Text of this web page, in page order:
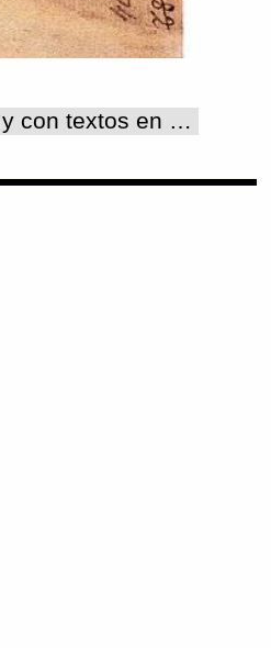
LAMINAS, ZONAS, RELATOS Y GRUPOS Las láminas: Las láminas del Memorial de Tepetlaoztoc pintadas y con textos en alfabeto latino, son en total 138, ya que no se cuentan las seis que se dejaron en blanco. La disposición general de las láminas es horizontal, pese a la encuadernación actual del códice, en realidad su organización no es en forma de libro, más bien puede considerarse una forma de transición entre la tradicional forma de biombo y la europea de libro. Si bien la disposición del espacio cambia en las diferentes etapas de la narración gráfica y del contenido, siempre será con respecto a los lineamientos fundamentales desde que se diseñó el formato del códice. De esta manera tenemos los Mapas I y II, con la misma orientación y con el espacio dispuesto de manera similar, aún cuando por las características específicas de las cartografías indígenas tienen soluciones específicas.. A partir de la sección siguiente acerca de los antecedentes históricos del señorío de Tepetlaoztoc, se puede considerar la disposición general que va a seguirse en todo el documento, Esta sección comprende de la K02_B a la K07_B, según la denominación adoptada para la codificación en el Proyecto Machíyotl, usando la inicial del apellido de Edward K. Visconde de Kingsborough dado al códice, para evitar confusiones con los títulos de otros documentos del proyecto. Desde luego la disposición de dos en dos láminas destinadas a la misma temática, muy diferente al ordenamiento ortodoxo de láminas recto y vuelta, hasta que el propio contenido de las láminas cambió ese orden en una sección para volver a seguirlo en la última parte del códice. La disposición del espacio en planos horizontales a partir de un plano vertical , donde se iniciaba la lectura en dirección derecha izquierda, además de otras direcciones internas, se registraba a los personajes de importancia y la secuencia de los años del pago de tributos. Este orden se seguía en ambas láminas de cada unidad temática, un ejemplo claro son las dos láminas sobre la genealogía a partir de la fundación de Tepetlaoztoc, K03_B y K04_A, ya que se inicia con los guerreros chichimecas, en la primera, distribuidos en la columna vertical derecha, y continúa con la secuencia de gobernantes sin interrupción hasta el final de la segunda lámina, con la misma disposición del espacio ya indicada. La tercera sección, donde se registra la historia de la encomienda, es la más extensa del códice, si bien cambia el contenido temático, se mantiene la distribución del espacio. En las láminas correspondientes a los primeros encomenderos de la K08_A a la K12_B, se da especial importancia al registro de la población tributaria de Tepetlaoztoc, como argumento importante para el ajuste de las tasaciones; en el resto del espacio de las láminas los claros son mayores y los personajes y los productos son un poco más grandes, debido a que los tributos son poco diversificados, en especial de textiles y oro.A partir de la siguiente etapa de la historia de la encomienda que se refiere a la encomienda de Gonzalo de Salazar, de la lámina K13_A a la K46_A, pueden percibirse algunos cambios como el aumento de los tributos en cantidades y diversificación de productos, que ocasionaron una diferente distribución interna de los planos horizontales, sobre todo porque en los años de 1528 hasta alrededor de 1536 fueron los pagos en tributos más abundantes y cuando se pagaron los tributos suntuarios más cuantiosos. Al disminuir el monto de los pagos también se eliminaron los productos de lujo alrededor de 1545, los registros anuales en el sistema de dos láminas, se redujeron a sólo una lámina , pero sin alterar la relación entre plano vertical y planos horizontales, pero es evidente el aumento de los claros en .las láminas, no obstante la reducción del registro a una sola lámina por año, que se hace mayor a partir de las tasaciones. de 1545 y 1551,. La última parte del códice, de la lámina K46_B a la K72_A, considerada como un registro contable del tributo llamado servicio cotidiano , consistente en alimentos y servicios que se pagaban todos los días para el mantenimiento de la casa del encomendero, lo impuso Gonzalo de Salazar desde 1528. .Se llevó desde entonces un registro riguroso de los pagos diarios y de los totales anuales, señalando los cambios y alteraciones ocurridos desde el inicio hasta 1554. Para llevar a cabo esta contabilidad se ideó un sistema gráfico sencillo, trazando apartados de forma rectangular en los planos horizontales, para registrar las cantidades de cada producto pagadas a diario siempre en el mismo orden, registro que correspondió a la primera lámina; en la segunda, del conjunto de dos láminas, se siguió el mismo sistema resumiendo los totales anuales correspondientes a cada producto, sólo que aquí se trazaron cuadros por separado, ordenados en dos planos horizontales, sistema que se siguió hasta finalizar el códice, con los cambios señalados: la reducción de tributos, de las etapas de pagos y la eliminación de algunos productos y la introducción de otros. La disposición inicial de las láminas de hecho se retoma , después de aparentes alteraciones de fondo, se llega al final del documento con un registro ordenado en planos horizontales que se inicia en las láminas B y termina en las láminas A., que al leerse es probable que las primeras quedaran arriba y las segundas abajo; de esta manera contenido y disposición gráfica , imagen y discurso adquieren sus dimensiones reales. Zona: las zonas consideradas una división artificial de las láminas, necesarias para organizar los materiales gráficos y visualizar su significado y relaciones sin afectar los conjuntos gráficos, coinciden con la división espacial en planos horizontales en función de un plano vertical, aplicada en gran parte del códice. Esta constante establece por lo tanto una zona horizontal donde se agrupan los topónimos de los pueblos tributarios, y las cantidades de productos pagados, incluyendo la mano de obra; se relaciona con la zona vertical, generalmente considerada del lado derecho de la lámina, donde se pintaron la genealogía local, los personajes de diferentes cargos y jerarquías, en posiciones y actitudes diferentes, el registro anual de los periodos de pago, y los castigos por incumplimiento de pagos. De esta manera tenemos las zona H1 con los números sucesivos correspondientes a los diferentes planos horizontales de arriba hacia abajo, que pueden ser de uno hasta siete, a excepción de la lámina K02_B, donde se pintaron dos columnas relacionadas entre si,, la primera integrada por topónimos de los pueblos sujetos al señorío de Tepetlaoztoc, y la segunda por la relación correspondiente del tributo en mano de obra, en el lado izquierdo de la lámina, pero que se integran a los planos horizontales. para seguir la lectura. Y la zona V1, única vertical y con menos divisiones y variantes, en función de la zona horizontal en sus relaciones espaciales. En las láminas donde se eliminaron las zonas verticales, las zonas horizontales abarcan la totalidad de la lámina, con glifos de diferentes tamaños, en algunas de ellas se incluyen glifos de gran formato que con dos o cuatro glifos cubren el espacio horizontal de la lámina ( ). En las láminas del registro diario y anual del servicio cotidiano (láminas de la K46_ B a la K72_A ) se suprimió la zona vertical y la zona horizontal se dividió en líneas de recuadros de diferentes tamaños donde se agruparon los materiales gráficos; en este caso las variantes son de número de divisiones y recuadros, que van reduciéndose progresivamente. Grupos y relatos: la zonificación mencionada es también la base de los grupos y relatos que integran el discurso del códice. Los grupos de glifos de las zonas horizontales al vincularse con los personajes y glifos de las zonas verticales, generalmente integran los relatos substanciales de las diferentes secciones del códice y algunas veces también se agregaron los relatos aledaños. Cuando se suprime el grupo vertical, el relato cambia y se reduce sólo a enumeraciones de cantidades de tributos en diferentes productos, correspondientes a los periodos de pagos anuales o semanales. La distribución de los diferentes grupos en el espacio de cada lámina se reducen a estos dos apartados con un número variable de divisiones internas sobre todo en los grupos horizontales, y sólo en contadas ocasiones en los grupos verticales. Pueden considerarse aparte los dos mapas iniciales del códice por su carácter cartográfico, el entorno de las zonas se definió respecto a un espacio interior y un espacio exterior; En el Mapa I la distribución de los grupos corresponde a los puntos cardinales de los linderos del territorio perteneciente al señorío de Tepetlaoztoc y de los espacios fronterizos. Número de laminas:138 Número de zonas:137